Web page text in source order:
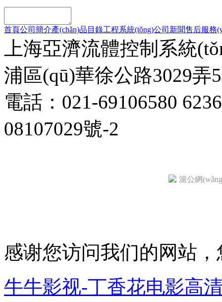
首頁公司簡介產(chǎn)品目錄工程系統(tǒng)公司新聞售后服務
上海亞濟流體控制系統
浦區(qū)華徐公路3029弄53號
電話：021-69106580
08107029號-2
滬公網
感谢您访问我们的网站
牛牛影视-丁香花电影高